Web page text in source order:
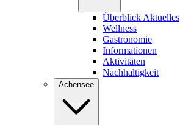
Überblick Aktuelles
Wellness
Gastronomie
Informationen
Aktivitäten
Nachhaltigkeit
Achensee